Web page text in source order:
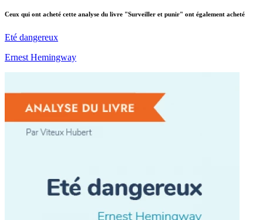
Ceux qui ont acheté cette analyse du livre "Surveiller et punir" ont également acheté
Eté dangereux
Ernest Hemingway